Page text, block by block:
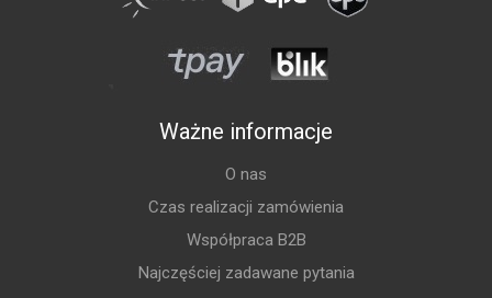
Ważne informacje
O nas
Czas realizacji zamówienia
Współpraca B2B
Najczęściej zadawane pytania